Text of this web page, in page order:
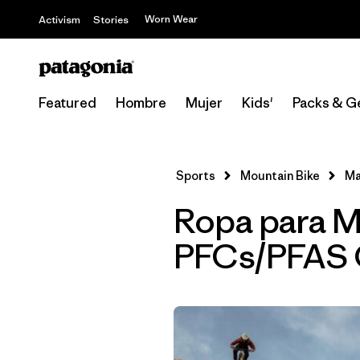
Activism Stories Worn Wear
Featured Hombre Mujer Kids' Packs &
Sports Mountain Bike
Ropa para
PFCs/